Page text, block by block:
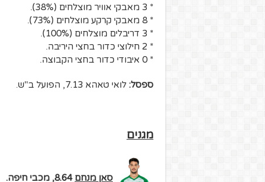
* 3 מאבקי אוויר מוצלחים (38%).
* 8 מאבקי קרקע מוצלחים (73%).
* 3 דריבלים מוצלחים (100%).
* 2 חילוצי כדור בחצי היריבה.
* 0 איבודי כדור בחצי הקבוצה.
ספסל: לואי טאהא 7.13, הפועל ב"ש.
מגנים
סאן מנחם 8.64, מכבי חיפה.